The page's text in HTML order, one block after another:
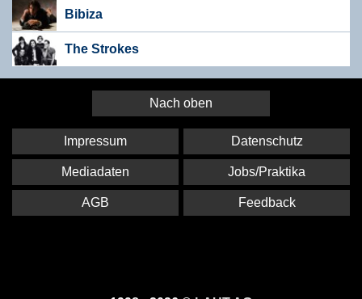
Bibiza
The Strokes
Nach oben
Impressum Datenschutz
Mediadaten Jobs/Praktika
AGB Feedback